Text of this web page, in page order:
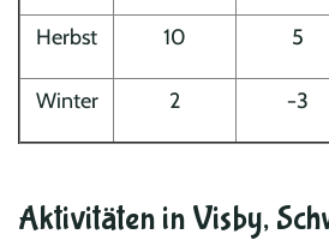
Herbst 10 5
Winter 2 −3
Aktivitäten in Visby,